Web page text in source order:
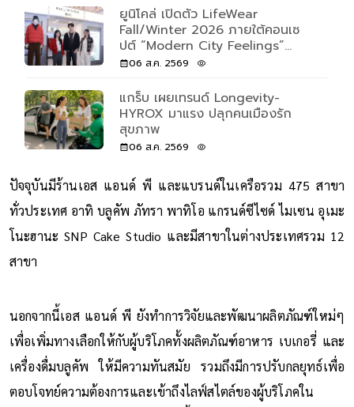
ยูนิโคล่ เปิดตัว LifeWear
Fall/Winter 2026 ภายใต้คอนเซ
ปต์ “Modern City Feelings”
สะท้อนความหลากหลายของผู้คนและ
วัน
06 ส.ค. 2569
แกร็บ เผยเทรนด์ Longevity-
HYROX มาแรง ปลุกคนเมืองรัก
สุขภาพ
06 ส.ค. 2569
ปัจจุบันมีร้านเอส แอนด์ พี และแบรนด์ในเครือรวม 475 สาขา
ทั่วประเทศ อาทิ บลูคัพ ภัทรา พาทิโอ แกรนด์ซีไซด์ ไมเซน อุเมะ
โนะฮานะ SNP Cake Studio และมีสาขาในต่างประเทศรวม 12
สาขา
นอกจากนี้เอส แอนด์ พี ยังทำการวิจัยและพัฒนาผลิตภัณฑ์ใหม่ๆ
เพื่อเพิ่มทางเลือกให้กับผู้บริโภคทั้งผลิตภัณฑ์อาหาร เบเกอรี่ และ
เครื่องดื่มบลูคัพ ให้มีความทันสมัย รวมถึงมีการปรับกลยุทธ์เพื่อ
ตอบโจทย์ความต้องการและเข้าถึงไลฟ์สไตล์ของผู้บริโภคใน